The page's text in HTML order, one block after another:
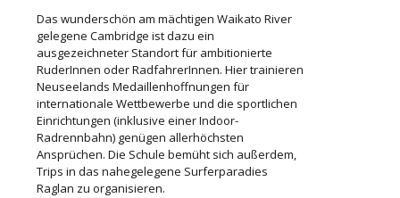
Das wunderschön am mächtigen Waikato River
gelegene Cambridge ist dazu ein
ausgezeichneter Standort für ambitionierte
RuderInnen oder RadfahrerInnen. Hier trainieren
Neuseelands Medaillenhoffnungen für
internationale Wettbewerbe und die sportlichen
Einrichtungen (inklusive einer Indoor-
Radrennbahn) genügen allerhöchsten
Ansprüchen. Die Schule bemüht sich außerdem,
Trips in das nahegelegene Surferparadies
Raglan zu organisieren.